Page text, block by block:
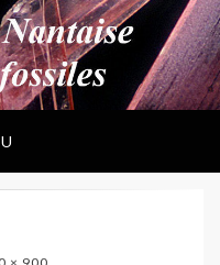
Fossiles